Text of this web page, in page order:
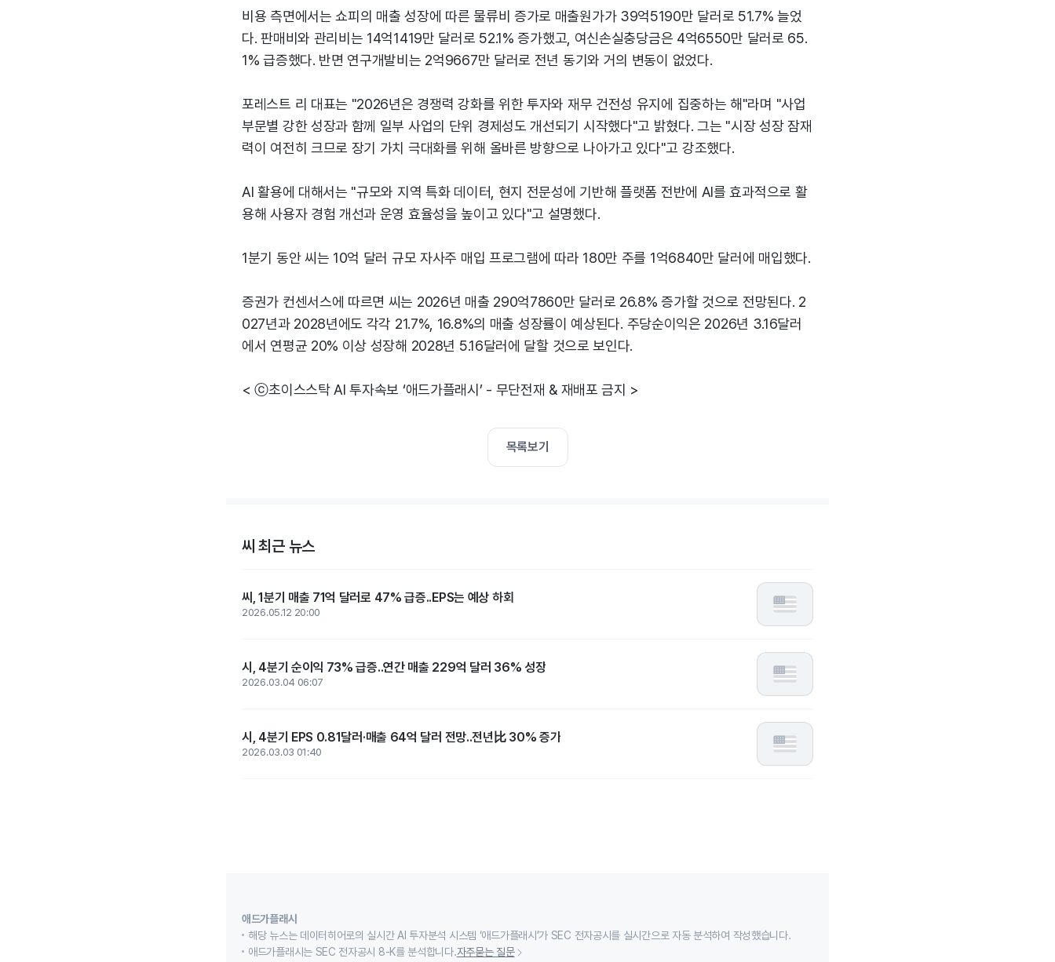
비용 측면에서는 쇼피의 매출 성장에 따른 물류비 증가로 매출원가가 39억5190만 달러로 51.7% 늘었
다. 판매비와 관리비는 14억1419만 달러로 52.1% 증가했고, 여신손실충당금은 4억6550만 달러로 65.
1% 급증했다. 반면 연구개발비는 2억9667만 달러로 전년 동기와 거의 변동이 없었다.
포레스트 리 대표는 "2026년은 경쟁력 강화를 위한 투자와 재무 건전성 유지에 집중하는 해"라며 "사업
부문별 강한 성장과 함께 일부 사업의 단위 경제성도 개선되기 시작했다"고 밝혔다. 그는 "시장 성장 잠재
력이 여전히 크므로 장기 가치 극대화를 위해 올바른 방향으로 나아가고 있다"고 강조했다.
AI 활용에 대해서는 "규모와 지역 특화 데이터, 현지 전문성에 기반해 플랫폼 전반에 AI를 효과적으로 활
용해 사용자 경험 개선과 운영 효율성을 높이고 있다"고 설명했다.
1분기 동안 씨는 10억 달러 규모 자사주 매입 프로그램에 따라 180만 주를 1억6840만 달러에 매입했다.
증권가 컨센서스에 따르면 씨는 2026년 매출 290억7860만 달러로 26.8% 증가할 것으로 전망된다. 2
027년과 2028년에도 각각 21.7%, 16.8%의 매출 성장률이 예상된다. 주당순이익은 2026년 3.16달러
에서 연평균 20% 이상 성장해 2028년 5.16달러에 달할 것으로 보인다.
< ⓒ초이스스탁 AI 투자속보 ‘애드가플래시’ - 무단전재 & 재배포 금지 >
목록보기
씨 최근 뉴스
씨, 1분기 매출 71억 달러로 47% 급증..EPS는 예상 하회
2026.05.12 20:00
시, 4분기 순이익 73% 급증..연간 매출 229억 달러 36% 성장
2026.03.04 06:07
시, 4분기 EPS 0.81달러·매출 64억 달러 전망..전년比 30% 증가
2026.03.03 01:40
애드가플래시
해당 뉴스는 데이터히어로의 실시간 AI 투자분석 시스템 ‘애드가플래시’가 SEC 전자공시를 실시간으로 자동 분석하여 작성했습니다.
애드가플래시는 SEC 전자공시 8-K를 분석합니다.자주묻는 질문